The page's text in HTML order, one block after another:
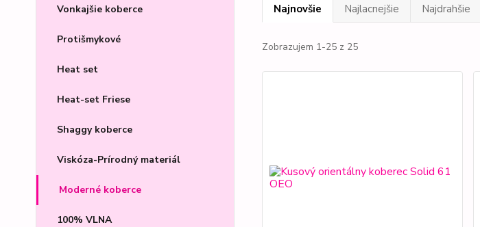
Vonkajšie koberce
Protišmykové
Heat set
Heat-set Friese
Shaggy koberce
Viskóza-Prírodný materiál
Moderné koberce
100% VLNA
Najnovšie Najlacnejšie Najdrahšie
Zobrazujem 1-25 z 25